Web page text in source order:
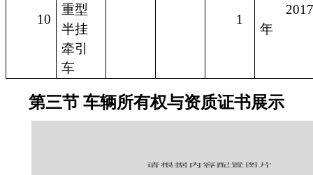
10
重型
半挂
牵引
车
1
年
第三节 车辆所有权与资质证书展示